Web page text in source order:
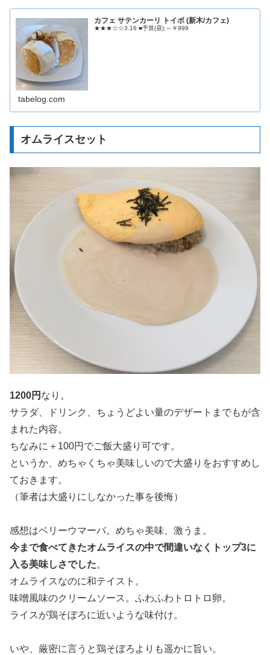
カフェ サテンカーリ トイボ (新木/カフェ)
★★★☆☆3.16 ■予算(昼):～￥999
tabelog.com
オムライスセット
1200円 なり。
サラダ、ドリンク、ちょうどよい量のデザートまでもが含
まれた内容。
ちなみに＋100円でご飯大盛り可です。
というか、めちゃくちゃ美味しいので大盛りをおすすめし
ておきます。
（筆者は大盛りにしなかった事を後悔）
感想はベリーウマーバ。めちゃ美味、激うま。
今まで食べてきたオムライスの中で間違いなくトップ3に
入る美味しさでした。
オムライスなのに和テイスト。
味噌風味のクリームソース。ふわふわトロトロ卵。
ライスが鶏そぼろに近いような味付け。
いや、厳密に言うと鶏そぼろよりも遥かに旨い。